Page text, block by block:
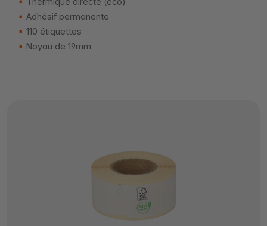
Adhésif permanente
110 étiquettes
Noyau de 19mm